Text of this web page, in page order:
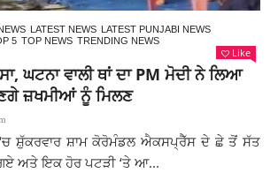
LATEST NEWS LATEST PUNJABI NEWS
5 TOP NEWS TRENDING NEWS
Like
ਘਟਨਾ ਵਾਲੀ ਥਾਂ ਦਾ PM ਮੋਦੀ ਨੇ ਲਿਆ
ਜ਼ਖਮੀਆਂ ਨੂੰ ਮਿਲਣ
‘ਚ ਸ਼ੁੱਕਰਵਾਰ ਸ਼ਾਮ ਕੋਰੋਮੰਡਲ ਐਕਸਪ੍ਰੈੱਸ ਦੇ ਛੇ ਤੋਂ ਸੱਤ
ਅਤੇ ਇਕ ਹੋਰ ਪਟੜੀ ‘ਤੇ ਆ...